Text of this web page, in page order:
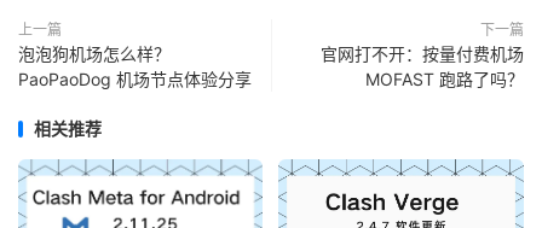
上一篇
泡泡狗机场怎么样？
PaoPaoDog 机场节点体验分享
下一篇
官网打不开：按量付费机场
MOFAST 跑路了吗？
相关推荐